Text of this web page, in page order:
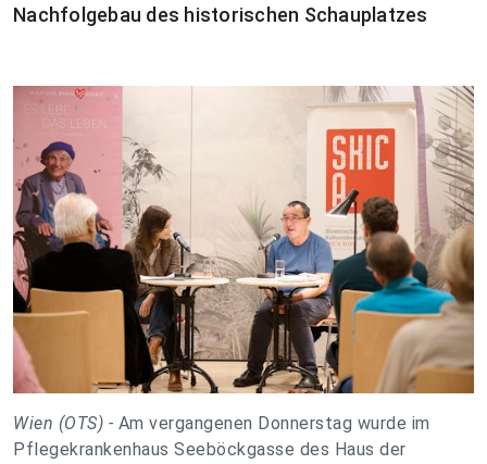
Nachfolgebau des historischen Schauplatzes
Wien (OTS) - Am vergangenen Donnerstag wurde im
Pflegekrankenhaus Seeböckgasse des Haus der